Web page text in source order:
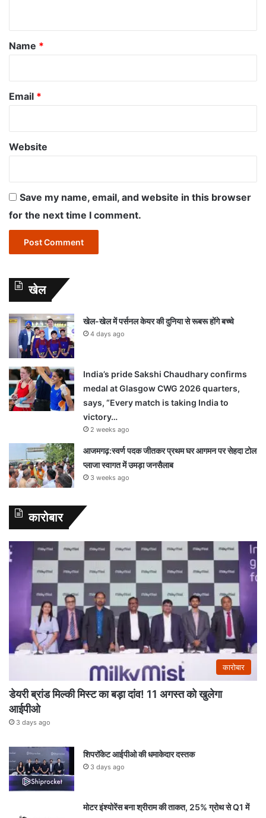
*
Name *
Email *
Website
Save my name, email, and website in this browser
for the next time I comment.
खेल
खेल-खेल में पर्सनल केयर की दुनिया से रूबरू होंगे बच्चे
4 days ago
India’s pride Sakshi Chaudhary confirms
medal at Glasgow CWG 2026 quarters,
says, “Every match is taking India to
victory…
2 weeks ago
आजमगढ़:स्वर्ण पदक जीतकर प्रथम घर आगमन पर सेहदा टोल
प्लाजा स्वागत में उमड़ा जनसैलाब
3 weeks ago
कारोबार
कारोबार
डेयरी ब्रांड मिल्की मिस्ट का बड़ा दांव! 11 अगस्त को खुलेगा
आईपीओ
3 days ago
शिपरॉकेट आईपीओ की धमाकेदार दस्तक
3 days ago
मोटर इंश्योरेंस बना श्रीराम की ताकत, 25% ग्रोथ से Q1 में